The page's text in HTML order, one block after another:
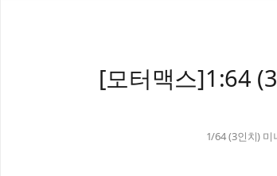
[모터맥스]1:64
1/64 (3인치)